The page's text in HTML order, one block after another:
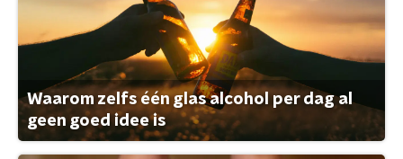
Waarom zelfs één glas alcohol per dag al
geen goed idee is